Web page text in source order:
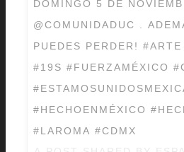
DOMINGO 5 DE
@COMUNIDADUC .
PUEDES PERDER!
#19S #FUERZAMÉXICO
#HECHOENMÉXICO
#LAROMA #CDMX